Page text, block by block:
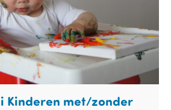
Kinderen met/zonder